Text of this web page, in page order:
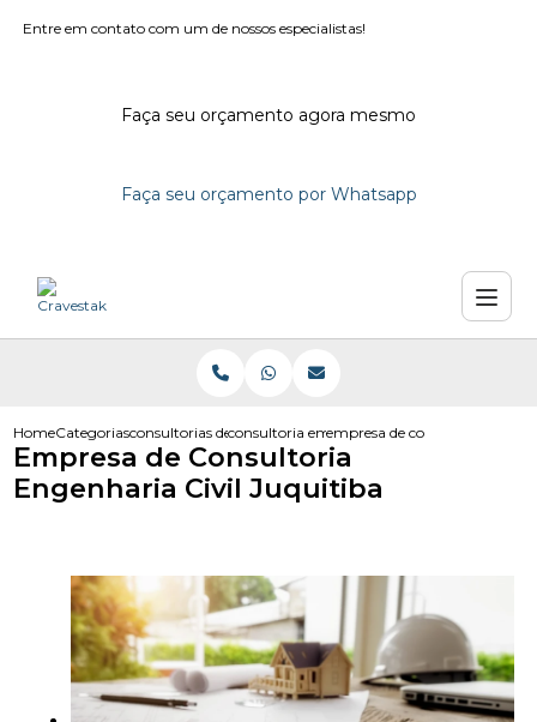
Entre em contato com um de nossos especialistas!
Faça seu orçamento agora mesmo
Faça seu orçamento por Whatsapp
HomeCategoriasconsultorias de engenhariaconsultoria em engenharia civil
empresa de consultoria
Empresa de Consultoria
Engenharia Civil Juquitiba